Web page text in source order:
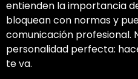
entienden la importancia
bloquean con normas y
comunicación profesional.
personalidad perfecta:
te va.